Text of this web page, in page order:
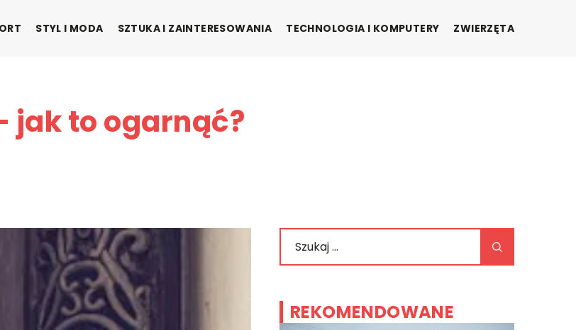
STYL I MODA SZTUKA I ZAINTERESOWANIA TECHNOLOGIA I KOMPUTERY ZWIERZĘTA
jak to ogarnąć?
REKOMENDOWANE